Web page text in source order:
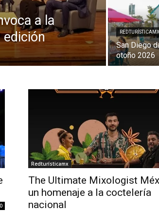
a la
edición
REDTURÍSTICAMX
San Diego
otoño 2026
0
Redturísticamx
The Ultimate Mixologist
un homenaje a la coctelería
nacional